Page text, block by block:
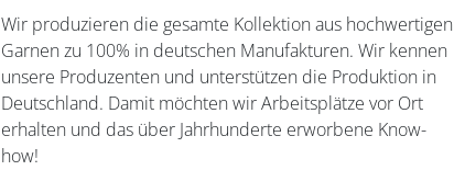
Wir produzieren die gesamte Kollektion aus hochwertigen
Garnen zu 100% in deutschen Manufakturen. Wir kennen
unsere Produzenten und unterstützen die Produktion in
Deutschland. Damit möchten wir Arbeitsplätze vor Ort
erhalten und das über Jahrhunderte erworbene Know-
how!